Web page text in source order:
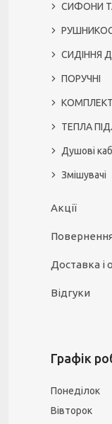
СИФОНИ
СИДІННЯ
ПОРУЧНІ
ТЕПЛА
Душові
Змішувачі
Акції
Доставка і
Відгуки
Графік
Понеділок
Вівторок